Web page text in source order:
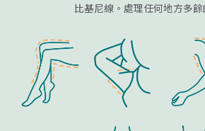
比基尼線。處理任何地方多餘